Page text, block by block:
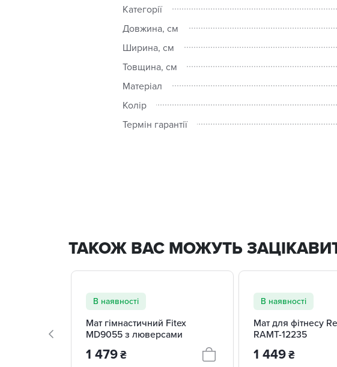
Категорії
Довжина, см
Ширина, см
Товщина, см
Матеріал
Колір
Термін гарантії
ТАКОЖ ВАС МОЖУТЬ
В наявності
Мат гімнастичний Fitex
MD9055 з люверсами
1 479₴
+ 1 ВАРІАНТИ
В наявності
Мат для фітнесу
RAMT-12235
1 449₴